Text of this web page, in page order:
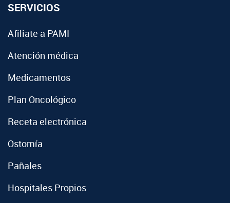
SERVICIOS
Afiliate a PAMI
Atención médica
Medicamentos
Plan Oncológico
Receta electrónica
Ostomía
Pañales
Hospitales Propios